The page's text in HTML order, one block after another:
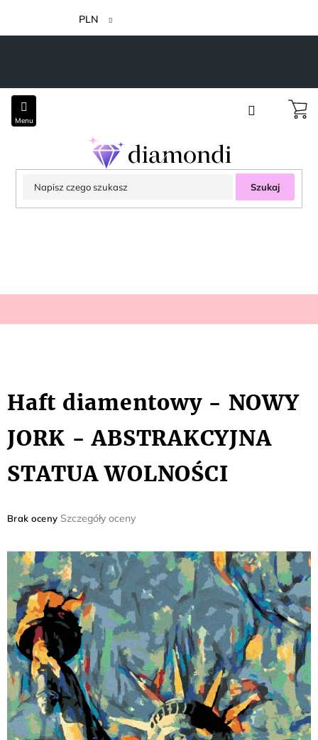
treści
PLN
Szukaj
Haft diamentowy - NOWY
JORK - ABSTRAKCYJNA
STATUA WOLNOŚCI
Średnia
wynosi
0,0
gwiazdek.
Brak oceny Szczegóły oceny